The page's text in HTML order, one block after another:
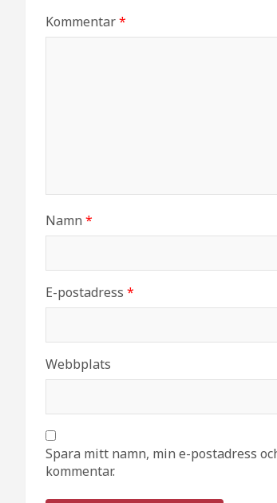
Kommentar*
Namn *
E-postadress *
Webbplats
Spara mitt namn, min e-postadress
kommentar.